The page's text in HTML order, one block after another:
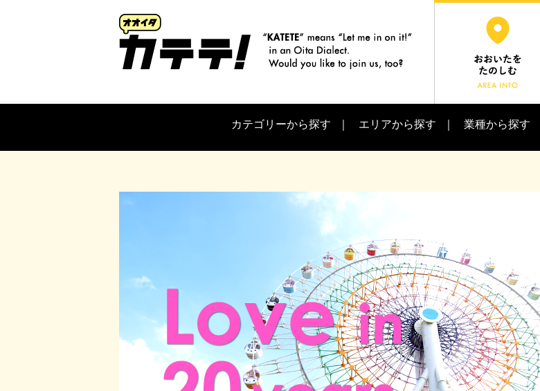
カテゴリーから探す エリアから探す 業種から探す